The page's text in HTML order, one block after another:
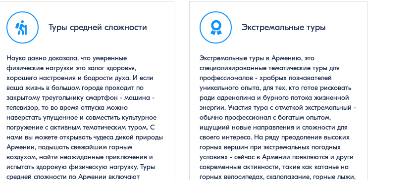
Туры средней сложности
Наука давно доказала, что умеренные
физические нагрузки это залог здоровья,
хорошего настроения и бодрости духа. И если
ваша жизнь в большом городе проходит по
закрытому треугольнику смартфон - машина -
телевизор, то во время отпуска можно
наверстать упущенное и совместить культурное
погружение с активным тематическим туром. С
нами вы можете открывать чудеса дикой природы
Армении, подышать свежайшим горным
воздухом, найти неожиданные приключения и
испытать здоровую физическую нагрузку. Туры
средней сложности по Армении включают
Экстремальные туры
Экстремальные туры в Армению, это
специализированные тематические туры для
профессионалов - храбрых познавателей
уникального опыта, для тех, кто готов рисковать
ради адреналина и бурного потока жизненной
энергии. Участия тура с отметкой экстремальный -
обычно профессионал с богатым опытом,
ищущиий новые направления и сложности для
своего интереса. На ряду преодоления высоких
горных вершин при экстремальных погодных
условиях - сейчас в Армении появляются и други
современные активности, такие как катанье на
горных велосипедах, скалолазание, горные лыжи,